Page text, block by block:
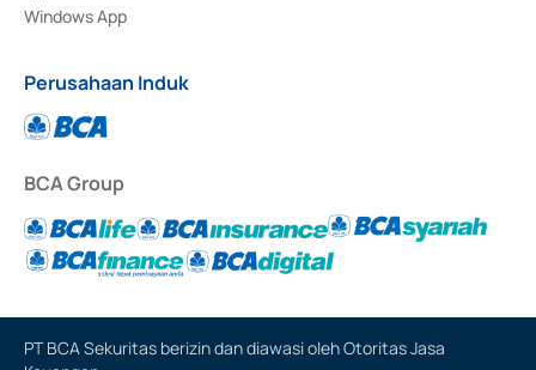
Windows App
Perusahaan Induk
BCA Group
PT BCA Sekuritas berizin dan diawasi oleh Otoritas Jasa